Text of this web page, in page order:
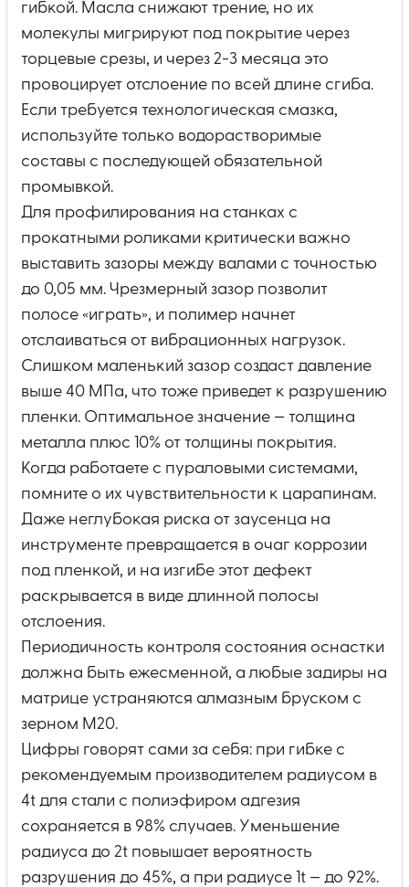
гибкой. Масла снижают трение, но их
молекулы мигрируют под покрытие через
торцевые срезы, и через 2-3 месяца это
провоцирует отслоение по всей длине сгиба.
Если требуется технологическая смазка,
используйте только водорастворимые
составы с последующей обязательной
промывкой.
Для профилирования на станках с
прокатными роликами критически важно
выставить зазоры между валами с точностью
до 0,05 мм. Чрезмерный зазор позволит
полосе «играть», и полимер начнет
отслаиваться от вибрационных нагрузок.
Слишком маленький зазор создаст давление
выше 40 МПа, что тоже приведет к разрушению
пленки. Оптимальное значение — толщина
металла плюс 10% от толщины покрытия.
Когда работаете с пураловыми системами,
помните о их чувствительности к царапинам.
Даже неглубокая риска от заусенца на
инструменте превращается в очаг коррозии
под пленкой, и на изгибе этот дефект
раскрывается в виде длинной полосы
отслоения.
Периодичность контроля состояния оснастки
должна быть ежесменной, а любые задиры на
матрице устраняются алмазным бруском с
зерном М20.
Цифры говорят сами за себя: при гибке с
рекомендуемым производителем радиусом в
4t для стали с полиэфиром адгезия
сохраняется в 98% случаев. Уменьшение
радиуса до 2t повышает вероятность
разрушения до 45%, а при радиусе 1t — до 92%.